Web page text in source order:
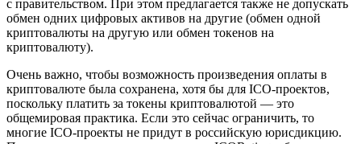
с правительством. При этом предлагается также не допускать
обмен одних цифровых активов на другие (обмен одной
криптовалюты на другую или обмен токенов на
криптовалюту).
Очень важно, чтобы возможность произведения оплаты в
криптовалюте была сохранена, хотя бы для ICO-проектов,
поскольку платить за токены криптовалютой — это
общемировая практика. Если это сейчас ограничить, то
многие ICO-проекты не придут в российскую юрисдикцию.